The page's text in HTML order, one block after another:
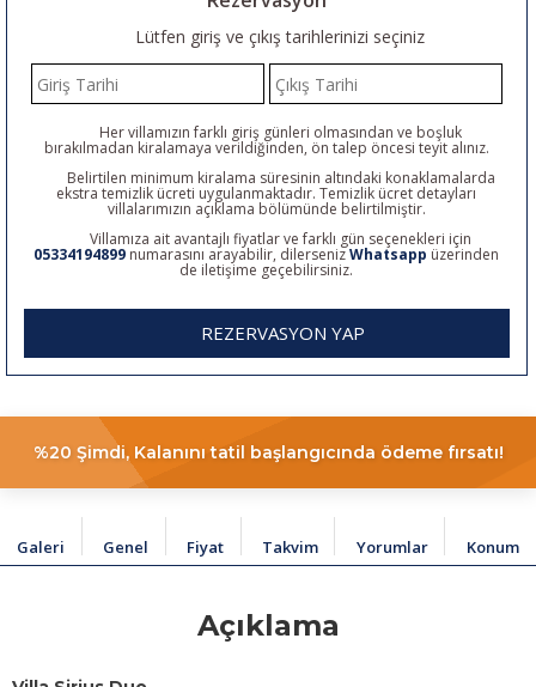
Lütfen giriş ve çıkış tarihlerinizi seçiniz
Her villamızın farklı giriş günleri olmasından ve boşluk
bırakılmadan kiralamaya verildiğinden, ön talep öncesi teyit alınız.
Belirtilen minimum kiralama süresinin altındaki konaklamalarda
ekstra temizlik ücreti uygulanmaktadır. Temizlik ücret detayları
villalarımızın açıklama bölümünde belirtilmiştir.
Villamıza ait avantajlı fiyatlar ve farklı gün seçenekleri için
05334194899 numarasını arayabilir, dilersenizWhatsapp üzerinden
de iletişime geçebilirsiniz.
REZERVASYON YAP
%20 Şimdi, Kalanını tatil başlangıcında ödeme fırsatı!
Galeri Genel Fiyat Takvim Yorumlar Konum
Açıklama